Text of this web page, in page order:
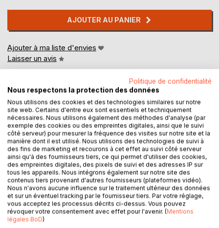
AJOUTER AU PANIER
Ajouter à ma liste d'envies
Laisser un avis
DESCRIPTION
Madame Pomme est tellement pleine d'énergie qu'elle
tombe souvent et finit par se faire des bosses. Elle doit
apprendre à faire attention...
Cet album fait partie de la collection Je découvre les fruits
et légumes qui traite des petits soucis du quotidien tout en
faisant découvrir aux enfants les fruits et légumes.
Madame Pomme se fait des bosses s'adresse aux enfants
Politique de confidentialité
Nous respectons la protection des données
Nous utilisons des cookies et des technologies similaires sur notre
site web. Certains d'entre eux sont essentiels et techniquement
nécessaires. Nous utilisons également des méthodes d'analyse (par
exemple des cookies ou des empreintes digitales, ainsi que le suivi
côté serveur) pour mesurer la fréquence des visites sur notre site et la
manière dont il est utilisé. Nous utilisons des technologies de suivi à
des fins de marketing et recourons à cet effet au suivi côté serveur
ainsi qu'à des fournisseurs tiers, ce qui permet d'utiliser des cookies,
des empreintes digitales, des pixels de suivi et des adresses IP sur
tous les appareils. Nous intégrons également sur notre site des
contenus tiers provenant d'autres fournisseurs (plateformes vidéo).
Nous n'avons aucune influence sur le traitement ultérieur des données
et sur un éventuel tracking par le fournisseur tiers. Par votre réglage,
vous acceptez les processus décrits ci-dessus. Vous pouvez
révoquer votre consentement avec effet pour l'avenir. (Mentions
légales BoD)